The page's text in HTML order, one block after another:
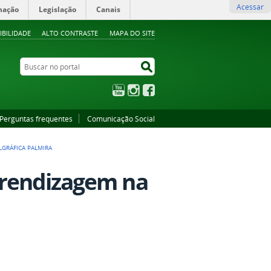
ALTO CONTRASTE MAPA DO SITE
Legislação Canais Acessar
Buscar no portal
YouTubeInstagram
Perguntas frequentes Comunicação Social
PALMIRA
na